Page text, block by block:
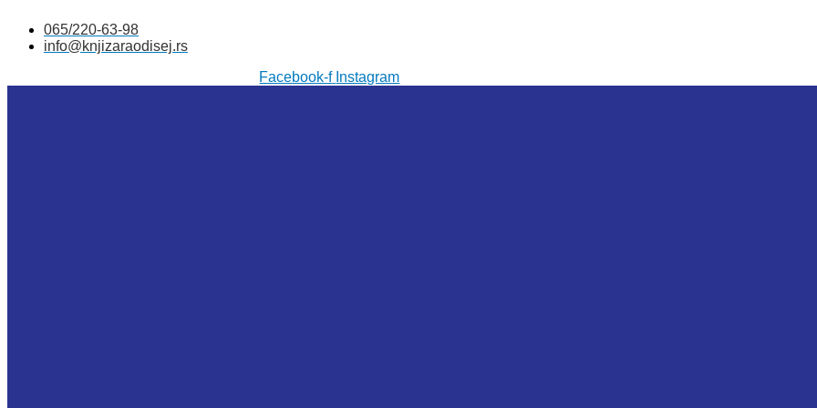
sadržaj
065/220-63-98
info@knjizaraodisej.rs
Facebook-f Instagram